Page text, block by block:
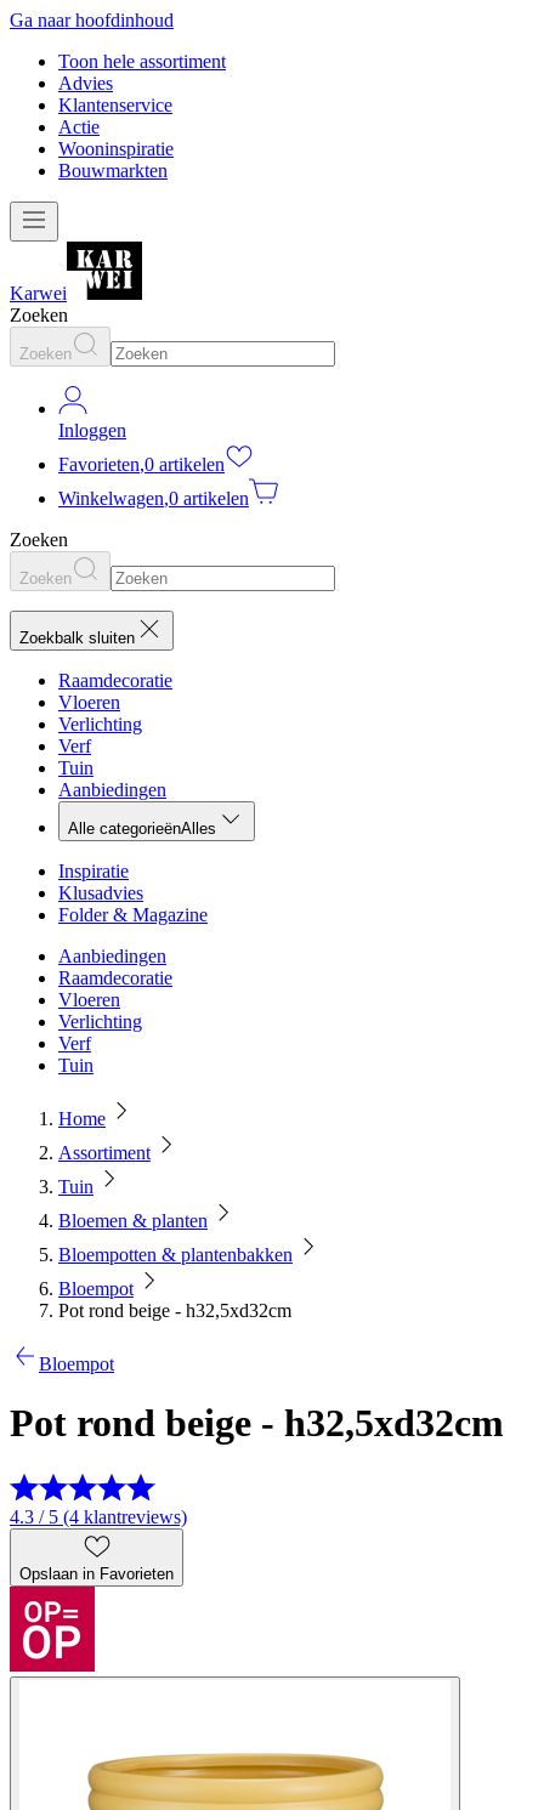
Ga naar hoofdinhoud
Toon hele assortiment
Advies
Klantenservice
Actie
Wooninspiratie
Bouwmarkten
Karwei
Zoeken
Zoeken
Inloggen
Favorieten,0 artikelen
Winkelwagen,0 artikelen
Zoeken
Zoeken
Zoekbalk sluiten
Raamdecoratie
Vloeren
Verlichting
Verf
Tuin
Aanbiedingen
Alle categorieënAlles
Inspiratie
Klusadvies
Folder & Magazine
Aanbiedingen
Raamdecoratie
Vloeren
Verlichting
Verf
Tuin
Home
Assortiment
Tuin
Bloemen & planten
Bloempotten & plantenbakken
Bloempot
Pot rond beige - h32,5xd32cm
Bloempot
Pot rond beige - h32,5xd32cm
4.3 / 5 (4 klantreviews)
Opslaan in Favorieten